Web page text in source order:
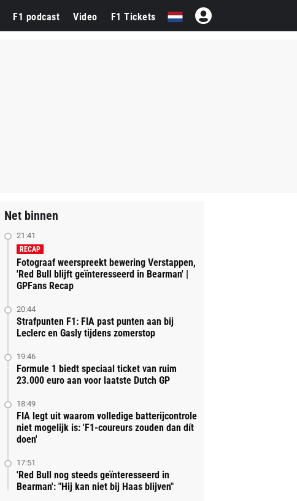
F1 podcast Video F1 Tickets
Net binnen
21:41
RECAP
Fotograaf weerspreekt bewering Verstappen,
'Red Bull blijft geïnteresseerd in Bearman' |
GPFans Recap
20:44
Strafpunten F1: FIA past punten aan bij
Leclerc en Gasly tijdens zomerstop
19:46
Formule 1 biedt speciaal ticket van ruim
23.000 euro aan voor laatste Dutch GP
18:49
FIA legt uit waarom volledige batterijcontrole
niet mogelijk is: 'F1-coureurs zouden dan dít
doen'
17:51
'Red Bull nog steeds geïnteresseerd in
Bearman': "Hij kan niet bij Haas blijven"